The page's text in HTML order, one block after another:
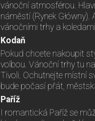
vánoční atmosférou.
náměstí (Rynek
vánočními trhy a
Kodaň
Pokud chcete nakoupit
volbou. Vánoční trhy tu
Tivoli. Ochutnejte místní
bude počasí přát,
Paříž
I romantická Paříž se